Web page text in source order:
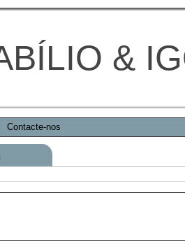
&
Contacte-nos